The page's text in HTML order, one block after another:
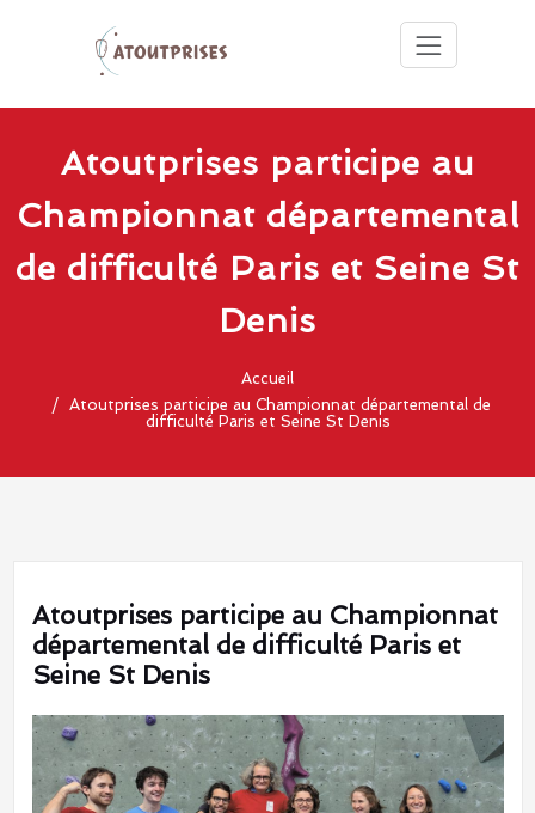
Atoutprises
d'escalade
Paris 75015
Cours d'escalade en salles,
Atoutprises participe au
Championnat départemental
de difficulté Paris et Seine St
Denis
Accueil
Atoutprises participe au Championnat départemental de
difficulté Paris et Seine St Denis
Atoutprises participe au Championnat
départemental de difficulté Paris et
Seine St Denis